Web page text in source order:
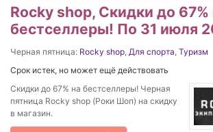
Rocky shop, Скидки до 67%
бестселлеры! По 31 июля
Черная пятница: Rocky shop, Для спорта, Туризм
Срок истек, но может ещё действовать
Скидки до 67% на бестселлеры! Черная
пятница Rocky shop (Роки Шоп) на скидку
в магазин.